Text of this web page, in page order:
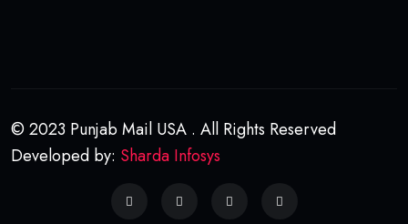
© 2023 Punjab Mail USA . All Rights Reserved
Developed by: Sharda Infosys